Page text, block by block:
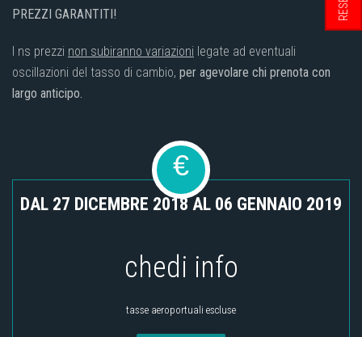
PREZZI GARANTITI!
I ns prezzi non subiranno variazioni legate ad eventuali
oscillazioni del tasso di cambio, per agevolare chi prenota con
largo anticipo.
€
DAL 27 DICEMBRE 2018 AL 06 GENNAIO 2019
chedi info
tasse aeroportuali escluse